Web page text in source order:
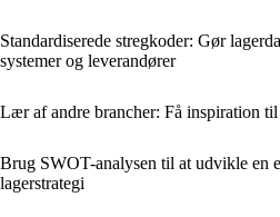
Standardiserede stregkoder: Gør
systemer og leverandører
Lær af andre brancher: Få inspiration
Brug SWOT-analysen til at udvikle en
lagerstrategi